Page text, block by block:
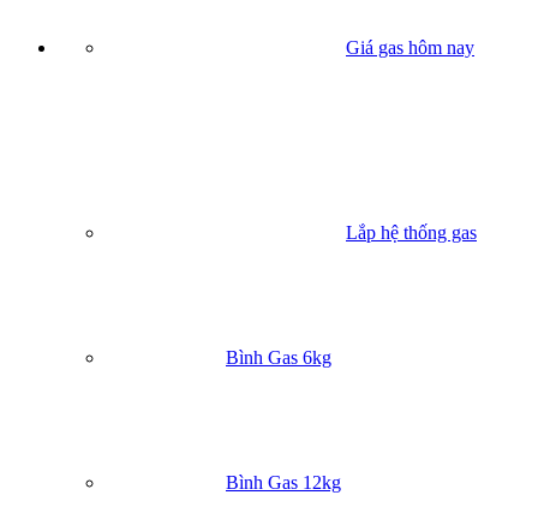
Giá gas hôm nay
Lắp hệ thống gas
Bình Gas 6kg
Bình Gas 12kg